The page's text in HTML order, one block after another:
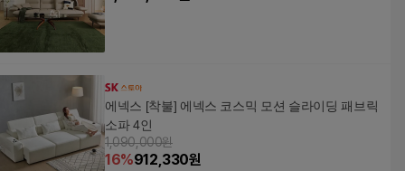
에넥스 [착불] 에넥스 코스믹 모션 슬라이딩 패브릭
소파 4인
1,090,000원
16%912,330원